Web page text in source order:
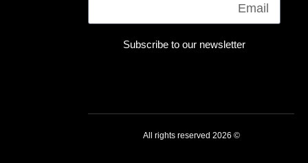
Subscribe to our newsletter
© 2026 All rights reserved